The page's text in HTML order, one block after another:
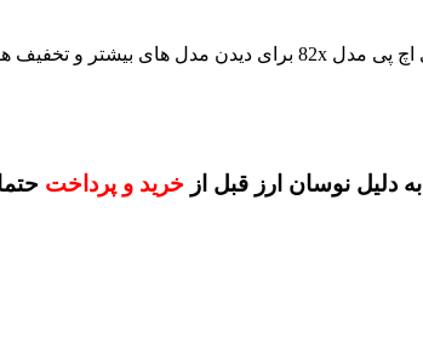
برای دیدن مدل های بیشتر و تخفیف
به دلیل نوسان ارز قبل از خرید و پرداخت